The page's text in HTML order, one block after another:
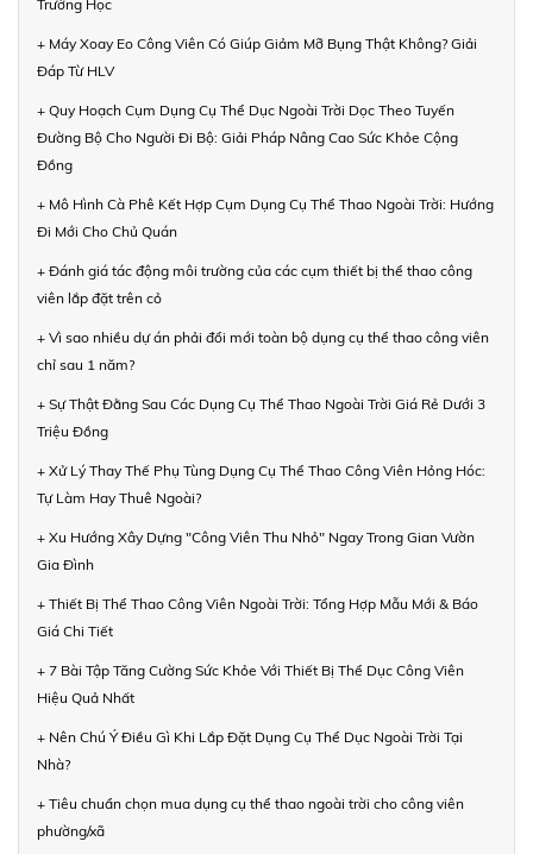
Trường Học
+ Máy Xoay Eo Công Viên Có Giúp Giảm Mỡ Bụng Thật Không? Giải
Đáp Từ HLV
+ Quy Hoạch Cụm Dụng Cụ Thể Dục Ngoài Trời Dọc Theo Tuyến
Đường Bộ Cho Người Đi Bộ: Giải Pháp Nâng Cao Sức Khỏe Cộng
Đồng
+ Mô Hình Cà Phê Kết Hợp Cụm Dụng Cụ Thể Thao Ngoài Trời: Hướng
Đi Mới Cho Chủ Quán
+ Đánh giá tác động môi trường của các cụm thiết bị thể thao công
viên lắp đặt trên cỏ
+ Vì sao nhiều dự án phải đổi mới toàn bộ dụng cụ thể thao công viên
chỉ sau 1 năm?
+ Sự Thật Đằng Sau Các Dụng Cụ Thể Thao Ngoài Trời Giá Rẻ Dưới 3
Triệu Đồng
+ Xử Lý Thay Thế Phụ Tùng Dụng Cụ Thể Thao Công Viên Hỏng Hóc:
Tự Làm Hay Thuê Ngoài?
+ Xu Hướng Xây Dựng "Công Viên Thu Nhỏ" Ngay Trong Gian Vườn
Gia Đình
+ Thiết Bị Thể Thao Công Viên Ngoài Trời: Tổng Hợp Mẫu Mới & Báo
Giá Chi Tiết
+ 7 Bài Tập Tăng Cường Sức Khỏe Với Thiết Bị Thể Dục Công Viên
Hiệu Quả Nhất
+ Nên Chú Ý Điều Gì Khi Lắp Đặt Dụng Cụ Thể Dục Ngoài Trời Tại
Nhà?
+ Tiêu chuẩn chọn mua dụng cụ thể thao ngoài trời cho công viên
phường/xã